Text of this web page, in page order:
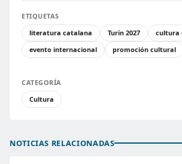
ETIQUETAS
literatura catalana
Turín 2027
cultura
evento internacional
promoción cultural
CATEGORÍA
Cultura
NOTICIAS RELACIONADAS